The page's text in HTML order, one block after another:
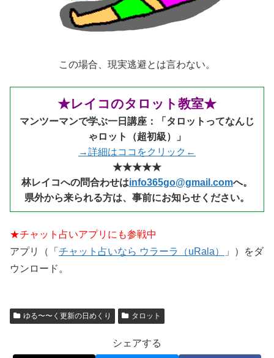
この場合、現実逃避とは言わない。
★レイコのタロット教室★
マンツーマンで学ぶ一日講座：「タロットってなんじ
ゃロット（超初級）」
→詳細はココをクリック←
★★★★★
林レイコへの問合わせはinfo365go@gmail.comへ。
県外から来られる方は、事前にお知らせください。
★チャット占いアプリにも参戦中
アプリ（「 チャット占いなら ウラーラ（uRala）
」）をダ
ウンロード。
ゆる〜〜く更新の日めくり タロット
シェアする